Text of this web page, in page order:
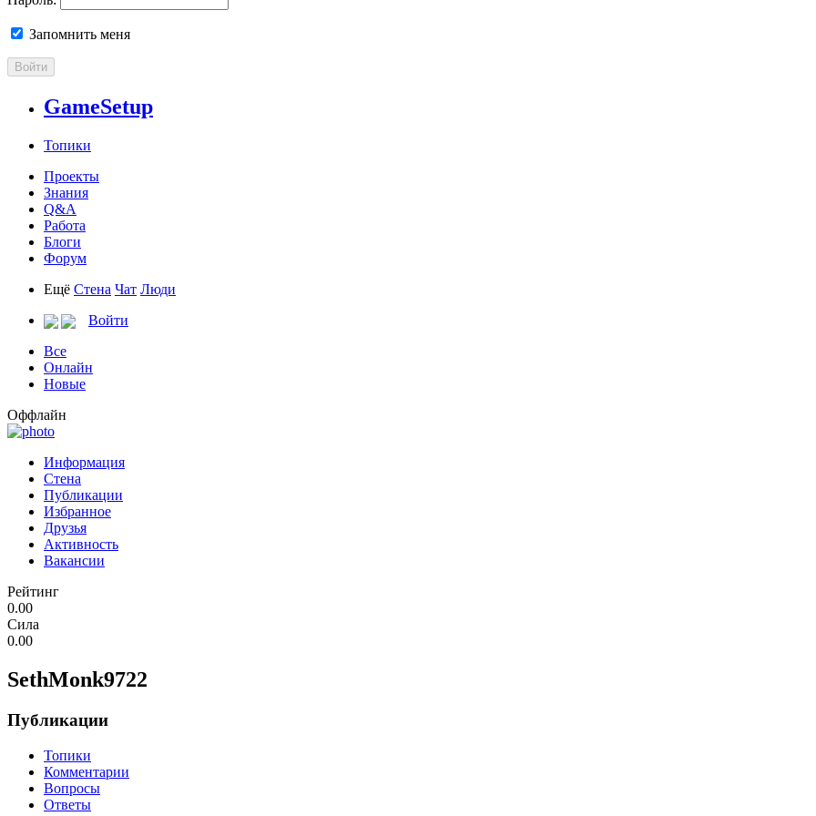
Запомнить меня
Войти
GameSetup
Топики
Проекты
Знания
Q&A
Работа
Блоги
Форум
Ещё Стена Чат Люди
Войти
Все
Онлайн
Новые
Оффлайн
Информация
Стена
Публикации
Избранное
Друзья
Активность
Вакансии
Рейтинг
0.00
Сила
0.00
SethMonk9722
Публикации
Топики
Комментарии
Вопросы
Ответы